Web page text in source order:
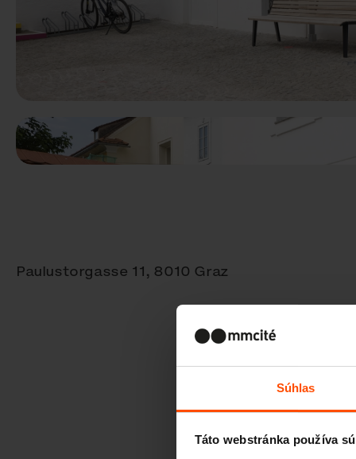
Súhlas
Táto webstránka používa
Paulustorgasse 11, 8010 Graz